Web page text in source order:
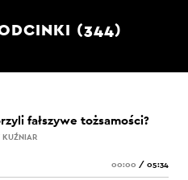
(344)
fałszywe tożsamości?
KUŹNIAR
00:00 / 05:34